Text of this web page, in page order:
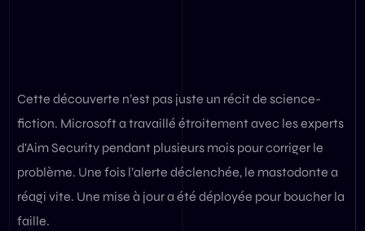
Cette découverte n’est pas juste un récit de science-
fiction. Microsoft a travaillé étroitement avec les experts
d’Aim Security pendant plusieurs mois pour corriger le
problème. Une fois l’alerte déclenchée, le mastodonte a
réagi vite. Une mise à jour a été déployée pour boucher la
faille.